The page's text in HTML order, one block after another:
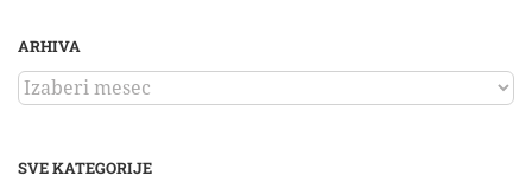
ARHIVA
ARHIVA
SVE KATEGORIJE